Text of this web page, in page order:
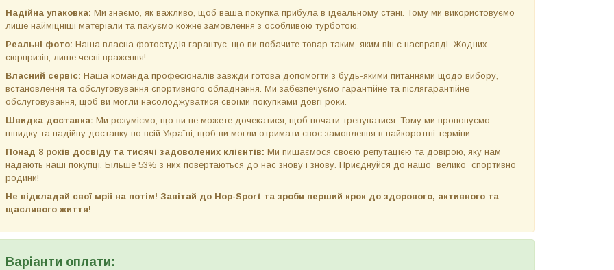
Надійна упаковка: Ми знаємо, як важливо, щоб ваша покупка прибула в ідеальному стані. Тому ми використовуємо
лише найміцніші матеріали та пакуємо кожне замовлення з особливою турботою.
Реальні фото: Наша власна фотостудія гарантує, що ви побачите товар таким, яким він є насправді. Жодних
сюрпризів, лише чесні враження!
Власний сервіс: Наша команда професіоналів завжди готова допомогти з будь-якими питаннями щодо вибору,
встановлення та обслуговування спортивного обладнання. Ми забезпечуємо гарантійне та післягарантійне
обслуговування, щоб ви могли насолоджуватися своїми покупками довгі роки.
Швидка доставка: Ми розуміємо, що ви не можете дочекатися, щоб почати тренуватися. Тому ми пропонуємо
швидку та надійну доставку по всій Україні, щоб ви могли отримати своє замовлення в найкоротші терміни.
Понад 8 років досвіду та тисячі задоволених клієнтів: Ми пишаємося своєю репутацією та довірою, яку нам
надають наші покупці. Більше 53% з них повертаються до нас знову і знову. Приєднуйся до нашої великої спортивної
родини!
Не відкладай свої мрії на потім! Завітай до Hop-Sport та зроби перший крок до здорового, активного та
щасливого життя!
Варіанти оплати: